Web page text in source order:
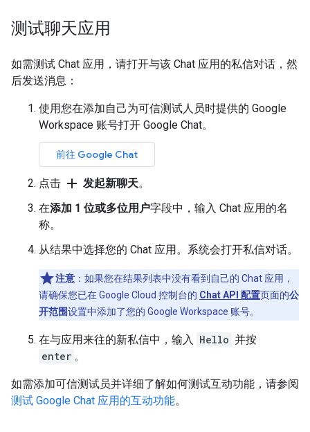
测试聊天应用
如需测试 Chat 应用，请打开与该 Chat 应用的私信对话，然
后发送消息：
使用您在添加自己为可信测试人员时提供的 Google
Workspace 账号打开 Google Chat。
前往 Google Chat
点击 add 发起新聊天。
在添加 1 位或多位用户字段中，输入 Chat 应用的名
称。
从结果中选择您的 Chat 应用。系统会打开私信对话。
注意 ：如果您在结果列表中没有看到自己的 Chat 应用，
请确保您已在 Google Cloud 控制台的 Chat API 配置页面的公
开范围设置中添加了您的 Google Workspace 账号。
在与应用来往的新私信中，输入 Hello 并按
enter 。
如需添加可信测试员并详细了解如何测试互动功能，请参阅
测试 Google Chat 应用的互动功能。